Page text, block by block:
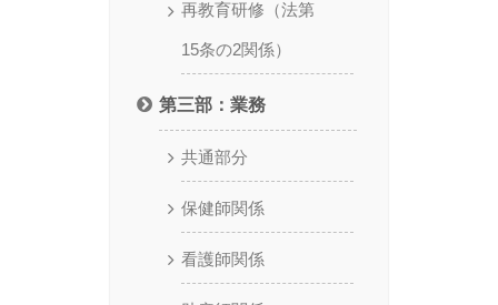
再教育研修（法第
15条の2関係）
第三部：業務
共通部分
保健師関係
看護師関係